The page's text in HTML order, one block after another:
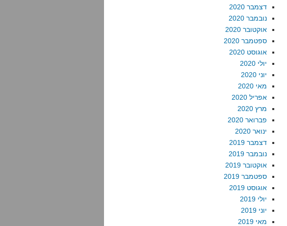
דצמבר 2020
נובמבר 2020
אוקטובר 2020
ספטמבר 2020
אוגוסט 2020
יולי 2020
יוני 2020
מאי 2020
אפריל 2020
מרץ 2020
פברואר 2020
ינואר 2020
דצמבר 2019
נובמבר 2019
אוקטובר 2019
ספטמבר 2019
אוגוסט 2019
יולי 2019
יוני 2019
מאי 2019